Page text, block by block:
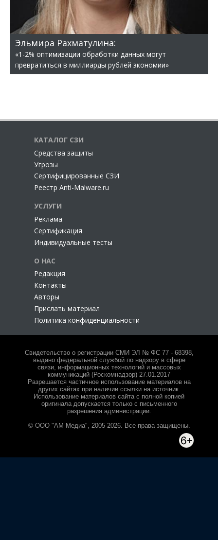
Эльмира Рахматулина:
«1-2% оптимизации обработки данных могут
превратиться в миллиарды рублей экономии»
КАТАЛОГ СЗИ
Cредства защиты
Угрозы
Сертифицированные СЗИ
Реестр Anti-Malware.ru
УСЛУГИ
Реклама
Сертификация
Индивидуальные тесты
О НАС
Редакция
Контакты
Авторы
Прислать материал
Политика конфиденциальности
Свидетельство о регистрации СМИ ЭЛ № ФС 77 - 68398,
выдано федеральной службой по надзору в сфере
связи, информационных технологий и массовых
коммуникаций (Роскомнадзор) 27.01.2017
Разрешается частичное использование материалов на
других сайтах при наличии ссылки на источник.
Использование материалов сайта с полной копией
оригинала допускается только с письменного
разрешения администрации.
© ООО "АМ Медиа", 2005-2026. Все права защищены.